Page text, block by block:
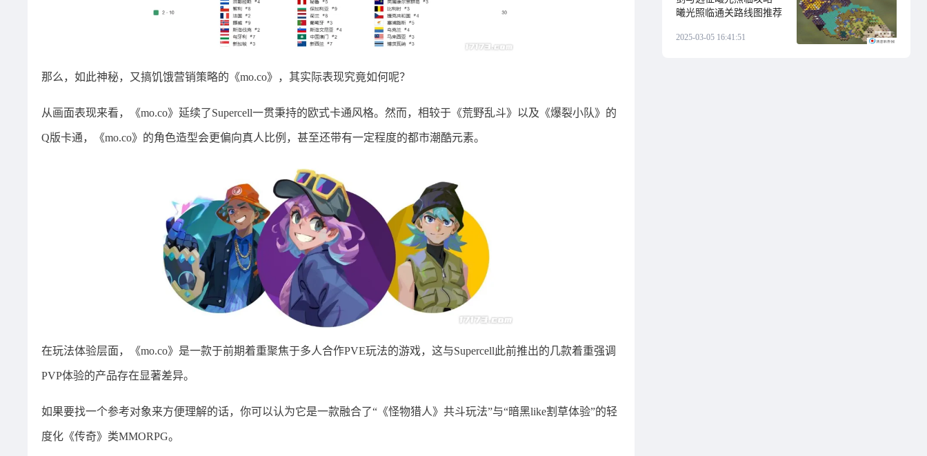
那么，如此神秘，又搞饥饿营销策略的《mo.co》，其实际表现究竟如何呢？
从画面表现来看，《mo.co》延续了Supercell一贯秉持的欧式卡通风格。然而，相较于《荒野乱斗》以及《爆裂小队》的
Q版卡通，《mo.co》的角色造型会更偏向真人比例，甚至还带有一定程度的都市潮酷元素。
在玩法体验层面，《mo.co》是一款于前期着重聚焦于多人合作PVE玩法的游戏，这与Supercell此前推出的几款着重强调
PVP体验的产品存在显著差异。
如果要找一个参考对象来方便理解的话，你可以认为它是一款融合了“《怪物猎人》共斗玩法”与“暗黑like割草体验”的轻
度化《传奇》类MMORPG。
曦光照临通关路线图推荐
2025-03-05 16:41:51